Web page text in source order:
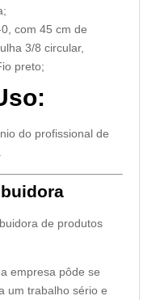
com 45 cm de
3/8 circular,
preto;
do profissional de
de produtos
empresa pôde se
um trabalho sério e